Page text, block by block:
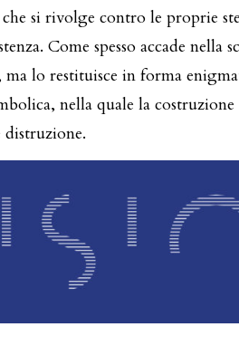
si rivolge contro le proprie
Come spesso accade nella
lo restituisce in forma
nella quale la